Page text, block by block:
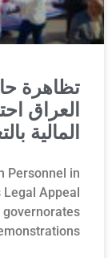
تظاهرة
العراق
المالية
Personnel in
Legal Appeal
governorates